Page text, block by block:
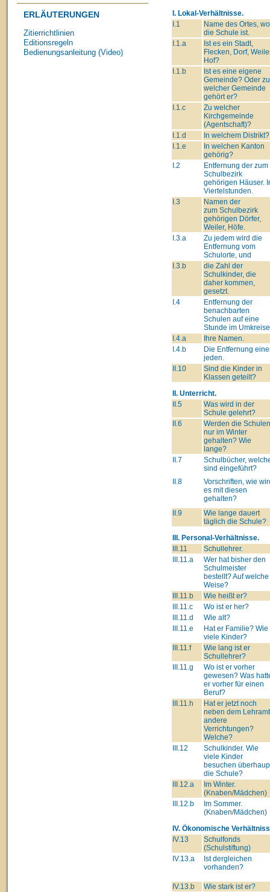
ERLÄUTERUNGEN
Zitierrichtlinien
Editionsregeln
Bedienungsanleitung (Video)
I. Lokal-Verhältnisse.
I.1
Name des Ortes, wo
die Schule ist.
I.1.a
Ist es ein Stadt,
Flecken, Dorf,
Hof?
I.1.b
Ist es eine eigene
Gemeinde? Oder zu
welcher Gemeinde
gehört er?
I.1.c
Zu welcher
Kirchgemeinde
(Agentschaft)?
I.1.d
In welchem Distrikt?
I.1.e
In welchen Kanton
gehörig?
I.2
Entfernung der zum
Schulbezirk
gehörigen Häuser.
Viertelstunden.
I.3
Namen der
zum Schulbezirk
gehörigen Dörfer,
Weiler, Höfe.
I.3.a
Zu jedem wird die
Entfernung vom
Schulorte, und
I.3.b
die Zahl der
Schulkinder, die
daher kommen,
gesetzt.
I.4
Entfernung der
benachbarten
Schulen auf eine
Stunde im
I.4.a
Ihre Namen.
I.4.b
Die Entfernung
jeden.
II.10
Sind die Kinder in
Klassen geteilt?
II. Unterricht.
II.5
Was wird in der
Schule gelehrt?
II.6
Werden die Schulen
nur im Winter
gehalten? Wie
lange?
II.7
Schulbücher,
sind eingeführt?
II.8
Vorschriften, wie
es mit diesen
gehalten?
II.9
Wie lange dauert
täglich die Schule?
III. Personal-Verhältnisse.
III.11
Schullehrer.
III.11.a
Wer hat bisher den
Schulmeister
bestellt? Auf welche
Weise?
III.11.b
Wie heißt er?
III.11.c
Wo ist er her?
III.11.d
Wie alt?
III.11.e
Hat er Familie? Wie
viele Kinder?
III.11.f
Wie lang ist er
Schullehrer?
III.11.g
Wo ist er vorher
gewesen? Was
er vorher für einen
Beruf?
III.11.h
Hat er jetzt noch
neben dem
andere
Verrichtungen?
Welche?
III.12
Schulkinder. Wie
viele Kinder
besuchen
die Schule?
III.12.a
Im Winter.
(Knaben/Mädchen)
III.12.b
Im Sommer.
(Knaben/Mädchen)
IV. Ökonomische
IV.13
Schulfonds
(Schulstiftung)
IV.13.a
Ist dergleichen
vorhanden?
IV.13.b
Wie stark ist er?